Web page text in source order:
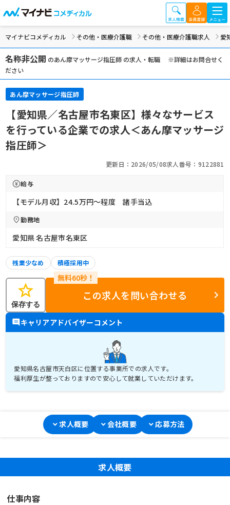
マイナビコメディカル その他・医療介護職 その他・医療介護職求人 愛
名称非公開 のあん摩マッサージ指圧師 の求人・転職 ※詳細はお問合せく
ださい
あん摩マッサージ指圧師
【愛知県／名古屋市名東区】様々なサービス
を行っている企業での求人＜あん摩マッサージ
指圧師＞
更新日：2026/05/08求人番号：9122881
給与
【モデル月収】24.5万円〜程度 諸手当込
勤務地
愛知県 名古屋市名東区
残業少なめ 積極採用中
star
保存する
この求人を問い合わせる
キャリアアドバイザーコメント
愛知県名古屋市天白区に位置する事業所での求人です。
福利厚生が整っておりますので安心して就業していただけます。
求人概要 会社概要 応募方法
求人概要
仕事内容